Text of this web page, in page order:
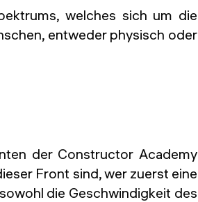
welches sich um die
entweder physisch oder
der Constructor Academy
Front sind, wer zuerst eine
die Geschwindigkeit des